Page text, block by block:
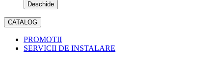
Deschide
CATALOG
PROMOTII
SERVICII DE INSTALARE